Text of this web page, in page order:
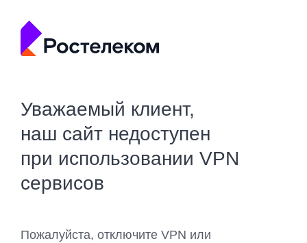
Уважаемый клиент,
наш сайт недоступен
при использовании VPN
сервисов
Пожалуйста, отключите VPN или